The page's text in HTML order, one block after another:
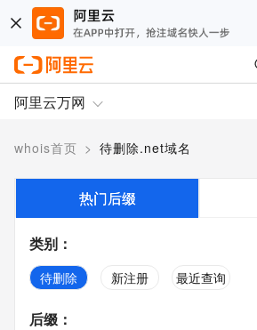
阿里云万网
whois首页 > 待删除.net域名
热门后缀
类别 ：
待删除 新注册 最近查询
后缀 ：